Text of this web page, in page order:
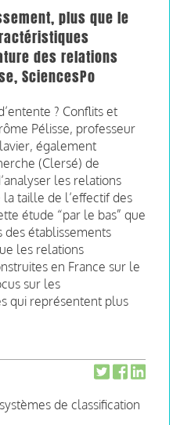
plus que le
des relations
SciencesPo
? Conflits et
Pélisse, professeur
également
(Clersé) de
les relations
taille de l’effectif des
étude “par le bas” que
des établissements
les relations
en France sur le
sur les
qui représentent plus
de classification